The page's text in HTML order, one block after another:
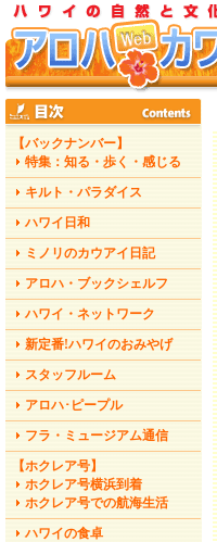
【バックナンバー】
特集：知る・歩く・感じる
キルト・パラダイス
ハワイ日和
ミノリのカウアイ日記
アロハ・ブックシェルフ
ハワイ・ネットワーク
新定番!ハワイのおみやげ
スタッフルーム
アロハ･ピープル
フラ・ミュージアム通信
【ホクレア号】
ホクレア号横浜到着
ホクレア号での航海生活
ハワイの食卓